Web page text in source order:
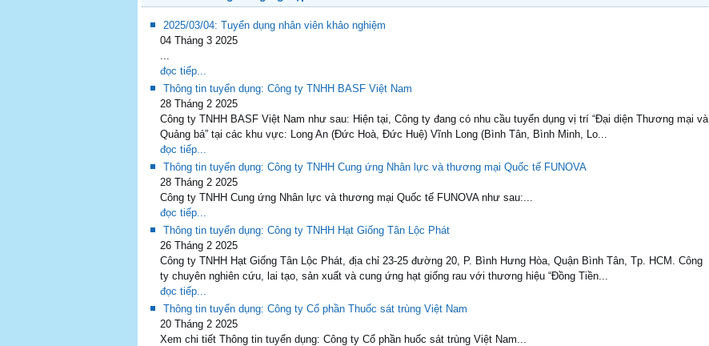
2025/03/04: Tuyển dụng nhân viên khảo nghiệm
04 Tháng 3 2025
...
đọc tiếp...
Thông tin tuyển dụng: Công ty TNHH BASF Việt Nam
28 Tháng 2 2025
Công ty TNHH BASF Việt Nam như sau: Hiện tại, Công ty đang có nhu cầu tuyển dụng vị trí “Đại diện Thương mại và
Quảng bá” tại các khu vực: Long An (Đức Hoà, Đức Huệ) Vĩnh Long (Bình Tân, Bình Minh, Lo...
đọc tiếp...
Thông tin tuyển dụng: Công ty TNHH Cung ứng Nhân lực và thương mại Quốc tế FUNOVA
28 Tháng 2 2025
Công ty TNHH Cung ứng Nhân lực và thương mại Quốc tế FUNOVA như sau:...
đọc tiếp...
Thông tin tuyển dụng: Công ty TNHH Hạt Giống Tân Lộc Phát
26 Tháng 2 2025
Công ty TNHH Hạt Giống Tân Lộc Phát, địa chỉ 23-25 đường 20, P. Bình Hưng Hòa, Quận Bình Tân, Tp. HCM. Công
ty chuyên nghiên cứu, lai tạo, sản xuất và cung ứng hạt giống rau với thương hiệu “Đồng Tiền...
đọc tiếp...
Thông tin tuyển dụng: Công ty Cổ phần Thuốc sát trùng Việt Nam
20 Tháng 2 2025
Xem chi tiết Thông tin tuyển dụng: Công ty Cổ phần huốc sát trùng Việt Nam...